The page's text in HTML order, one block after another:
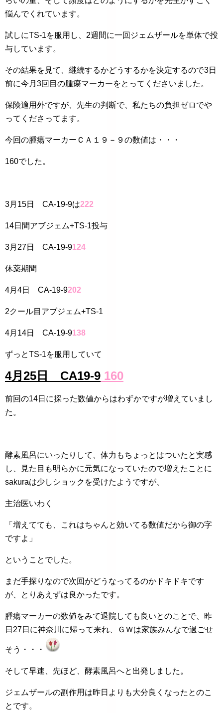
悩んでくれています。
試しにTS-1を服用し、2週間に一回ジェムザールを単体で投
与しています。
その結果を見て、継続するかどうするかを決定するので3日
前に今月3回目の腫瘍マーカーをとってくださいました。
保険適用外ですが、先生の判断で、私たちの負担ゼロでや
ってくださってます。
今回の腫瘍マーカーＣＡ１９－９の数値は・・・
160でした。
3月15日 CA-19-9は222
14日間アブジェム+TS-1投与
3月27日 CA-19-9124
休薬期間
4月4日 CA-19-9202
2クール目アブジェム+TS-1
4月14日 CA-19-9138
ずっとTS-1を服用していて
4月25日 CA19-9 160
前回の14日に採った数値からはわずかですが増えていまし
た。
酵素風呂にいったりして、体力もちょっとはついたと実感
し、見た目も明らかに元気になっていたので増えたことに
sakuraは少しショックを受けたようですが、
主治医いわく
「増えてても、これはちゃんと効いてる数値だから御の字
ですよ」
ということでした。
まだ手探りなので次回がどうなってるのかドキドキです
が、とりあえずは良かったです。
腫瘍マーカーの数値をみて退院しても良いとのことで、昨
日27日に神奈川に帰って来れ、ＧＷは家族みんなで過ごせ
そう・・・
そして早速、先ほど、酵素風呂へと出発しました。
ジェムザールの副作用は昨日よりも大分良くなったとのこ
とです。